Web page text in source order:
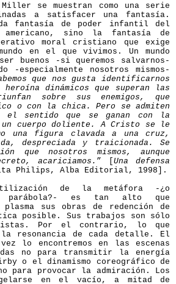
se muestran como una serie
a satisfacer una fantasía.
fantasía de poder infantil del
americano, sino la fantasía de
moral cristiano que exige
en el que vivimos. Un mundo
buenos -si queremos salvarnos-
-especialmente nosotros mismos-
que nos gusta identificarnos
dinámicos que superan las
sobre sus enemigos, que
o con la chica. Pero se admiten
el sentido que se ganan con la
cuerpo doliente. A Cristo se le
una figura clavada a una cruz,
despreciada y traicionada. Se
que nosotros mismos, aunque
acariciamos. ” [ Una defensa
Philips, Alba Editorial, 1998].
de la metáfora -¿o
parábola?- es tan alto que
sus obras de redención de
posible. Sus trabajos son sólo
Por el contrario, lo que
la resonancia de cada detalle. El
lo encontremos en las escenas
no para transmitir la energía
o el dinamismo coreográfico de
para provocar la admiración. Los
en el vacío, a mitad de